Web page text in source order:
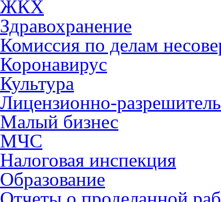
ЖКХ
Здравохранение
Комиссия по делам
Коронавирус
Культура
Лицензионно-
Малый бизнес
МЧС
Налоговая инспекция
Образование